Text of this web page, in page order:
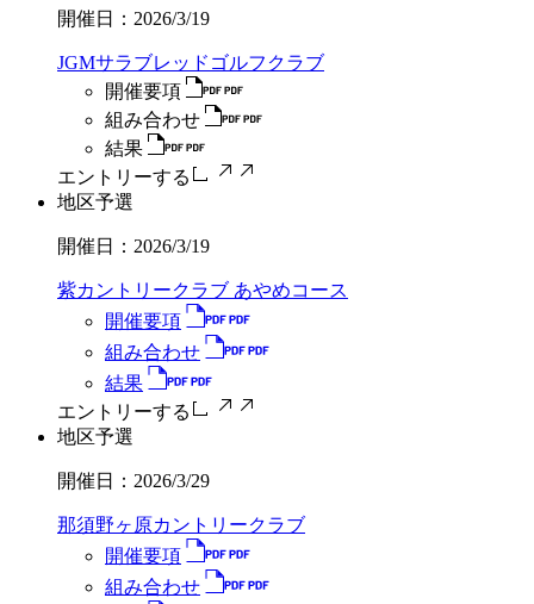
開催日： 2026/3/19
JGMサラブレッドゴルフクラブ
開催要項
組み合わせ
結果
エントリーする
地区予選
開催日： 2026/3/19
紫カントリークラブ あやめコース
開催要項
組み合わせ
結果
エントリーする
地区予選
開催日： 2026/3/29
那須野ヶ原カントリークラブ
開催要項
組み合わせ